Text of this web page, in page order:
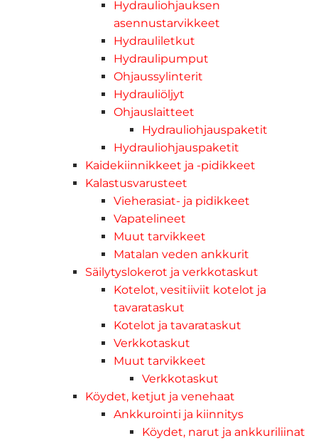
Hydrauliohjauksen
asennustarvikkeet
Hydrauliletkut
Hydraulipumput
Ohjaussylinterit
Hydrauliöljyt
Ohjauslaitteet
Hydrauliohjauspaketit
Hydrauliohjauspaketit
Kaidekiinnikkeet ja -pidikkeet
Kalastusvarusteet
Vieherasiat- ja pidikkeet
Vapatelineet
Muut tarvikkeet
Matalan veden ankkurit
Säilytyslokerot ja verkkotaskut
Kotelot, vesitiiviit kotelot ja
tavarataskut
Kotelot ja tavarataskut
Verkkotaskut
Muut tarvikkeet
Verkkotaskut
Köydet, ketjut ja venehaat
Ankkurointi ja kiinnitys
Köydet, narut ja ankkuriliinat